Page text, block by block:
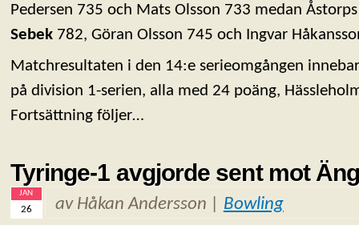
Pedersen 735 och Mats Olsson 733 medan
Sebek 782, Göran Olsson 745 och Ingvar
Matchresultaten i den 14:e serieomgången
på division 1-serien, alla med 24 poäng,
Fortsättning följer…
Tyringe-1 avgjorde sent mot
JAN
26 av Håkan Andersson | Bowling